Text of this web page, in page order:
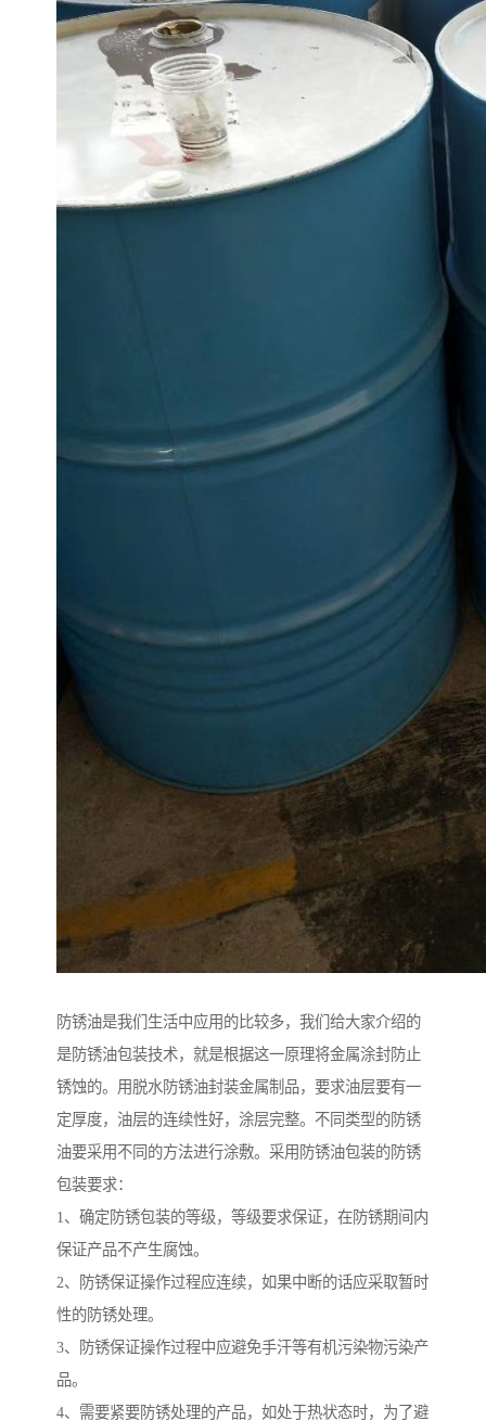
防锈油是我们生活中应用的比较多，我们给大家介绍的
是防锈油包装技术，就是根据这一原理将金属涂封防止
锈蚀的。用脱水防锈油封装金属制品，要求油层要有一
定厚度，油层的连续性好，涂层完整。不同类型的防锈
油要采用不同的方法进行涂敷。采用防锈油包装的防锈
包装要求：
1、确定防锈包装的等级，等级要求保证，在防锈期间内
保证产品不产生腐蚀。
2、防锈保证操作过程应连续，如果中断的话应采取暂时
性的防锈处理。
3、防锈保证操作过程中应避免手汗等有机污染物污染产
品。
4、需要紧要防锈处理的产品，如处于热状态时，为了避